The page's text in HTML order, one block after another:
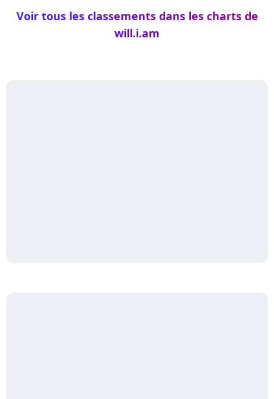
Voir tous les classements dans les charts de
will.i.am